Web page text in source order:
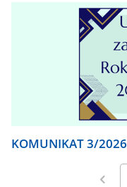
KOMUNIKAT 3/2026